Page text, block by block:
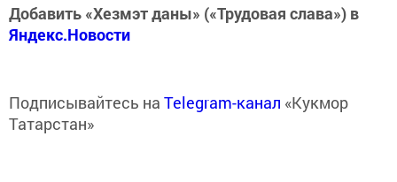
Добавить «Хезмэт даны» («Трудовая слава») в
Яндекс.Новости
Подписывайтесь на Telegram-канал «Кукмор
Татарстан»